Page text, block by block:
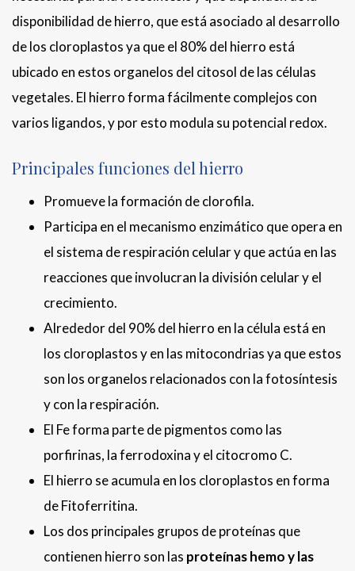
disponibilidad de hierro, que está asociado al desarrollo
de los cloroplastos ya que el 80% del hierro está
ubicado en estos organelos del citosol de las células
vegetales. El hierro forma fácilmente complejos con
varios ligandos, y por esto modula su potencial redox.
Principales funciones del hierro
Promueve la formación de clorofila.
Participa en el mecanismo enzimático que opera en
el sistema de respiración celular y que actúa en las
reacciones que involucran la división celular y el
crecimiento.
Alrededor del 90% del hierro en la célula está en
los cloroplastos y en las mitocondrias ya que estos
son los organelos relacionados con la fotosíntesis
y con la respiración.
El Fe forma parte de pigmentos como las
porfirinas, la ferrodoxina y el citocromo C.
El hierro se acumula en los cloroplastos en forma
de Fitoferritina.
Los dos principales grupos de proteínas que
contienen hierro son las proteínas hemo y las